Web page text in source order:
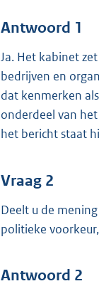
Antwoord 1
Ja. Het kabinet
bedrijven en
dat kenmerken
onderdeel van
het bericht staat
Vraag 2
Deelt u de
politieke
Antwoord 2